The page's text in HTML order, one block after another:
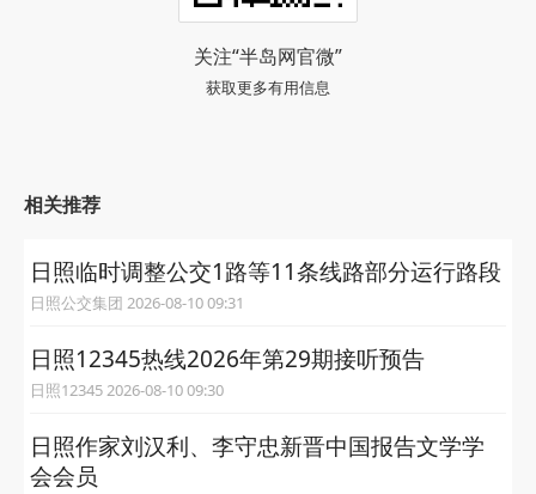
关注“半岛网官微”
获取更多有用信息
相关推荐
日照临时调整公交1路等11条线路部分运行路段
日照公交集团 2026-08-10 09:31
日照12345热线2026年第29期接听预告
日照12345 2026-08-10 09:30
日照作家刘汉利、李守忠新晋中国报告文学学
会会员